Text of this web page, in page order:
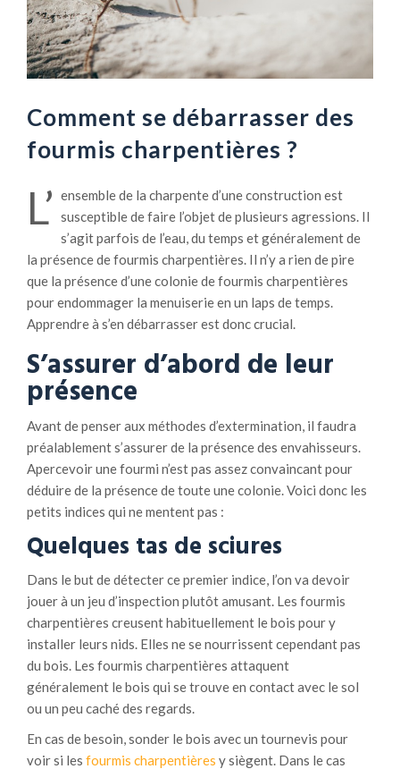
Comment se débarrasser des
fourmis charpentières ?
L’ ensemble de la charpente d’une construction est
susceptible de faire l’objet de plusieurs agressions. Il
s’agit parfois de l’eau, du temps et généralement de
la présence de fourmis charpentières. Il n’y a rien de pire
que la présence d’une colonie de fourmis charpentières
pour endommager la menuiserie en un laps de temps.
Apprendre à s’en débarrasser est donc crucial.
S’assurer d’abord de leur
présence
Avant de penser aux méthodes d’extermination, il faudra
préalablement s’assurer de la présence des envahisseurs.
Apercevoir une fourmi n’est pas assez convaincant pour
déduire de la présence de toute une colonie. Voici donc les
petits indices qui ne mentent pas :
Quelques tas de sciures
Dans le but de détecter ce premier indice, l’on va devoir
jouer à un jeu d’inspection plutôt amusant. Les fourmis
charpentières creusent habituellement le bois pour y
installer leurs nids. Elles ne se nourrissent cependant pas
du bois. Les fourmis charpentières attaquent
généralement le bois qui se trouve en contact avec le sol
ou un peu caché des regards.
En cas de besoin, sonder le bois avec un tournevis pour
voir si les fourmis charpentières y siègent. Dans le cas